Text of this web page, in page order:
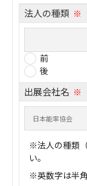
法人の種類 ※
前
後
出展会社名 ※
※法人の種類
い。
※英数字は半